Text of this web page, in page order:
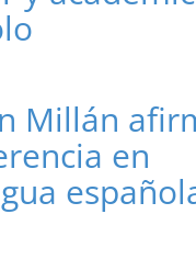
Millán
en